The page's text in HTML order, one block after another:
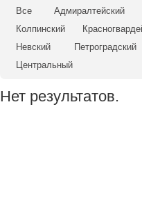
Все
Адмиралтейский
Колпинский
Невский
Петроградский
Центральный
Нет результатов.